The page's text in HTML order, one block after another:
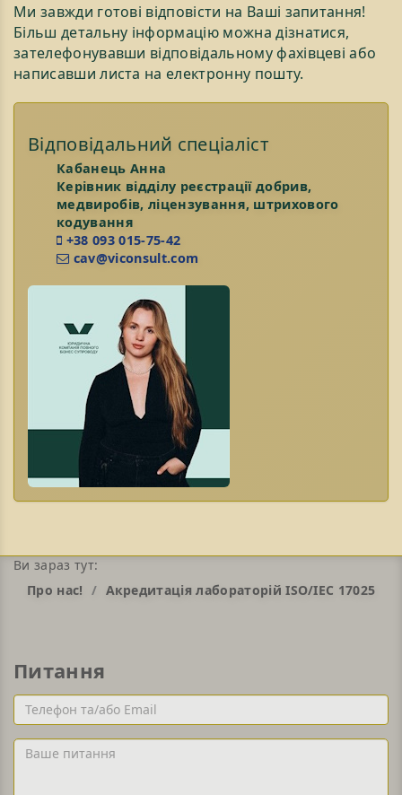
Ми завжди готові відповісти на Ваші запитання!
Більш детальну інформацію можна дізнатися,
зателефонувавши відповідальному фахівцеві або
написавши листа на електронну пошту.
Відповідальний спеціаліст
Кабанець Анна
Керівник відділу реєстрації добрив,
медвиробів, ліцензування, штрихового
кодування
+38 093 015-75-42
cav@viconsult.com
Ви зараз тут:
Про нас!
Акредитація лабораторій ISO/IEC 17025
Питання
Телефон
та/
або
Email
Ваше
питання